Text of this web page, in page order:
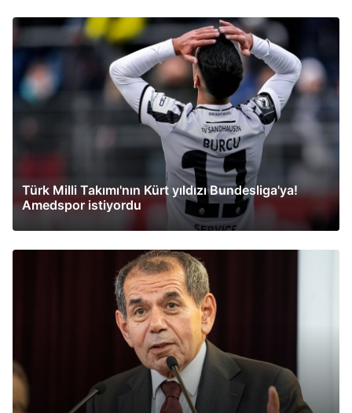
Türk Milli Takımı'nın Kürt yıldızı Bundesliga'ya!
Amedspor istiyordu